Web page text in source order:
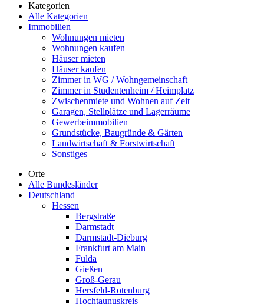
Kategorien
Alle Kategorien
Immobilien
Wohnungen mieten
Wohnungen kaufen
Häuser mieten
Häuser kaufen
Zimmer in WG / Wohngemeinschaft
Zimmer in Studentenheim / Heimplatz
Zwischenmiete und Wohnen auf Zeit
Garagen, Stellplätze und Lagerräume
Gewerbeimmobilien
Grundstücke, Baugründe & Gärten
Landwirtschaft & Forstwirtschaft
Sonstiges
Orte
Alle Bundesländer
Deutschland
Hessen
Bergstraße
Darmstadt
Darmstadt-Dieburg
Frankfurt am Main
Fulda
Gießen
Groß-Gerau
Hersfeld-Rotenburg
Hochtaunuskreis